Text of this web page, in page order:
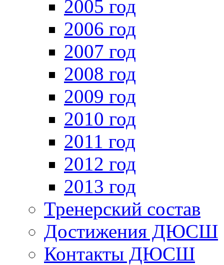
2005 год
2006 год
2007 год
2008 год
2009 год
2010 год
2011 год
2012 год
2013 год
Тренерский состав
Достижения ДЮСШ
Контакты ДЮСШ